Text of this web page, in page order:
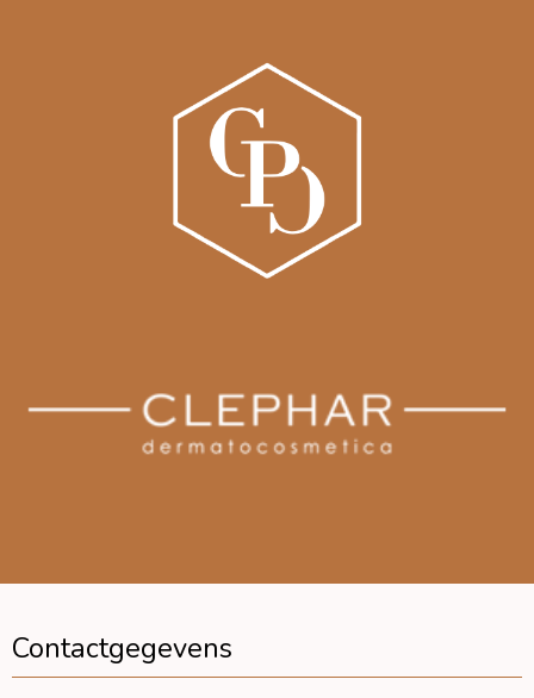
Contactgegevens